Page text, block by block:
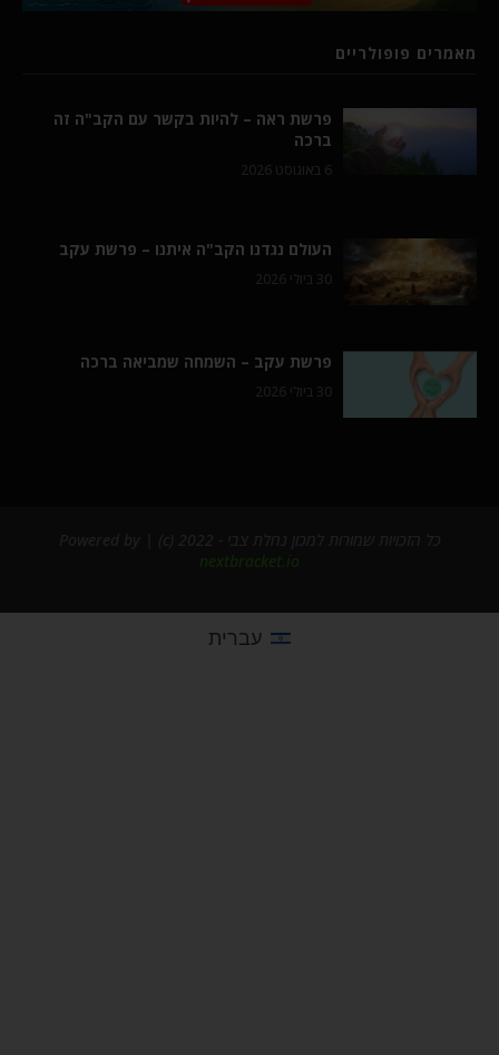
מאמרים פופולריים
פרשת ראה – להיות בקשר עם הקב"ה זה
ברכה
העולם נגדנו הקב"ה איתנו – פרשת עקב
פרשת עקב – השמחה שמביאה ברכה
nextbracket.io
עברית